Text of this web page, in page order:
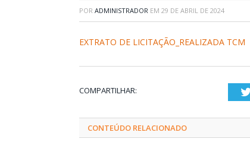
POR ADMINISTRADOR EM 29 DE ABRIL DE 2024
EXTRATO DE LICITAÇÃO_REALIZADA TCM
COMPARTILHAR:
CONTEÚDO RELACIONADO